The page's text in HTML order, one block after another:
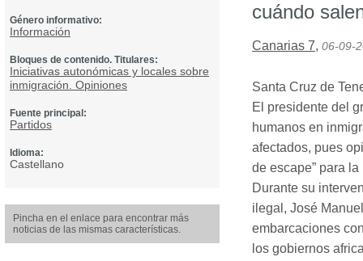
Género informativo:
Información
Bloques de contenido. Titulares:
Iniciativas autonómicas y locales sobre
inmigración. Opiniones
Fuente principal:
Partidos
Idioma:
Castellano
Pincha en el enlace para encontrar más
noticias de las mismas características.
cuándo
Canarias 7, 06-09-
Santa Cruz de
El presidente del
humanos en
afectados, pues
de escape” para la
Durante su
ilegal, José
embarcaciones
los gobiernos